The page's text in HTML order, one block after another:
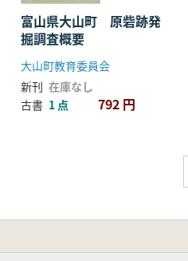
富山県大山町 原砦跡発
掘調査概要
大山町教育委員会
新刊 在庫なし
古書 1 点 792 円